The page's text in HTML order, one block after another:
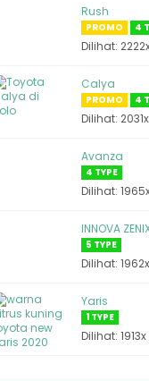
Rush
PROMO 4
Dilihat:
Calya
PROMO 4
Dilihat: 2031x
Avanza
4 TYPE
Dilihat:
INNOVA
5 TYPE
Dilihat: 1962x
Yaris
1 TYPE
Dilihat: 1913x